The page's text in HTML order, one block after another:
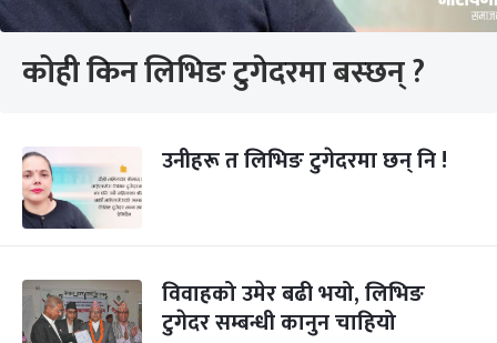
कोही किन लिभिङ टुगेदरमा बस्छन् ?
उनीहरू त लिभिङ टुगेदरमा छन् नि !
विवाहको उमेर बढी भयो, लिभिङ
टुगेदर सम्बन्धी कानुन चाहियो